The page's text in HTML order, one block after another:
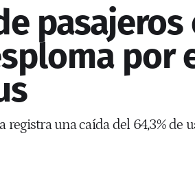
pasajeros
por
registra una caída del 64,3% de